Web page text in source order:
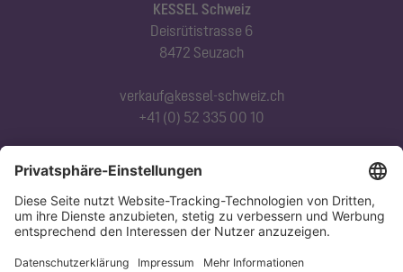
KESSEL Schweiz
Deisrütistrasse 6
8472 Seuzach
verkauf@kessel-schweiz.ch
+41 (0) 52 335 00 10
Abonnieren Sie unseren Newsletter
Jetzt anmelden